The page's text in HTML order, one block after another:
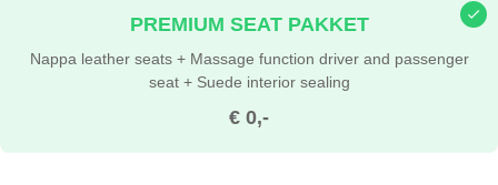
€ 0,-
PREMIUM SEAT PAKKET
Nappa leather seats + Massage function driver and passenger
seat + Suede interior sealing